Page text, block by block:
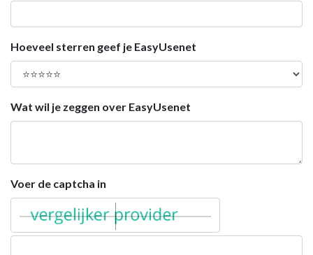
Hoeveel sterren geef je EasyUsenet
Wat wil je zeggen over EasyUsenet
Voer de captcha in